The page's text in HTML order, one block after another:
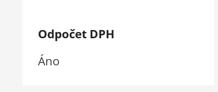
Odpočet DPH
Áno